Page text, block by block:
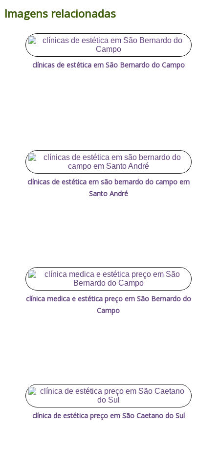
Imagens relacionadas
clínicas de estética em São Bernardo do Campo
clínicas de estética em são bernardo do campo em
Santo André
clínica medica e estética preço em São Bernardo do
Campo
clínica de estética preço em São Caetano do Sul